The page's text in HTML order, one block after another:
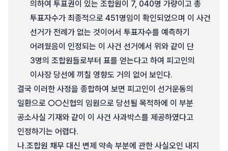
의하여 투표권이 있는 조합원이 7, 040명 가량이고 총
투표자수가 최종적으로 451명임이 확인되었으며 이 사건
선거가 전례가 없는 것이어서 투표자수를 예측하기
어려웠음이 인정되는 이 사건 선거에서 위와 같이 단
3명의 조합원들로부터 표를 얻는다고 하여 피고인의
이사장 당선에 끼칠 영향도 거의 없어 보인다.
결국 이러한 사정을 종합하여 보면 피고인이 선거운동의
일환으로 ○○신협의 임원으로 당선될 목적하에 이 부분
공소사실 기재와 같이 이 사건 사과박스를 제공하였다고
인정하기는 어렵다.
나.조합원 채무 대신 변제 약속 부분에 관한 사실오인 내지